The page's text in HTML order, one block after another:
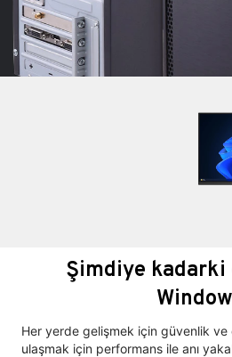
Şimdiye kadarki
Her yerde gelişmek için güvenlik
ulaşmak için performans ile anı